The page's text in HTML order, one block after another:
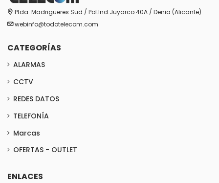
Ptda. Madrigueres Sud / Pol.Ind.Juyarco 40A / Denia (Alicante)
webinfo@todotelecom.com
CATEGORÍAS
ALARMAS
CCTV
REDES DATOS
TELEFONÍA
Marcas
OFERTAS - OUTLET
ENLACES